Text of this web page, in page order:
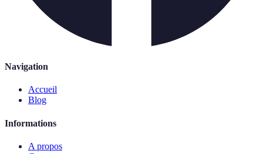
Navigation
Accueil
Blog
Informations
A propos